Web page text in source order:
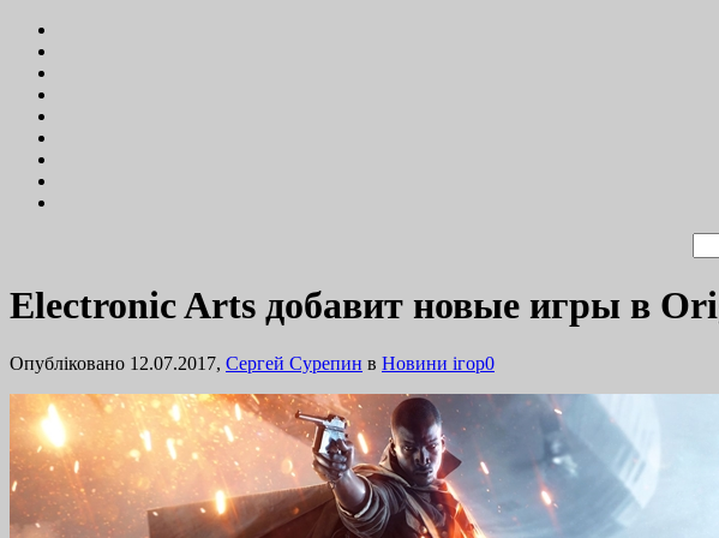
Electronic Arts добавит новые игры в
Опубліковано 12.07.2017, Сергей Сурепин в Новини ігор0